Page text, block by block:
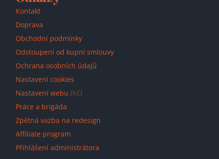
Kontakt
Doprava
Obchodní podmínky
Odstoupení od kupní smlouvy
Ochrana osobních údajů
Nastavení cookies
Nastavení webu (Kč)
Práce a brigáda
Zpětná vazba na redesign
Affiliate program
Přihlášení administrátora